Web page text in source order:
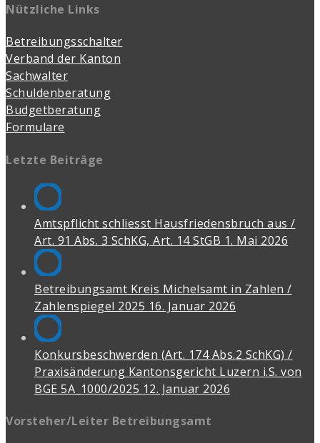
Nützliche Links
Betreibungsschalter
Verband der Kanton
Sachwalter
Schuldenberatung
Budgetberatung
Formulare
Letzte Beiträge
Amtspflicht schliesst Hausfriedensbruch aus /
Art. 91 Abs. 3 SchKG, Art. 14 StGB 1. Mai 2026
Betreibungsamt Kreis Michelsamt in Zahlen /
Zahlenspiegel 2025 16. Januar 2026
Konkursbeschwerden (Art. 174 Abs.2 SchKG) /
Praxisänderung Kantonsgericht Luzern i.S. von
BGE 5A_1000/2025 12. Januar 2026
Vorsteher/Leiter Betreibungsamt